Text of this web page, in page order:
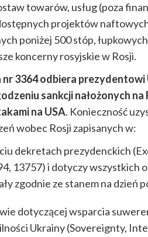
towarów, usług (poza
projektów
poniżej 500 stóp,
koncerny rosyjskie w Rosji.
3364 odbiera prezydentowi
sankcji nałożonych
na USA. Konieczność
wobec Rosji zapisanych w:
dekretach prezydenckich
13757) i dotyczy wszystkich
zgodnie ze stanem na dzień
dotyczącej wsparcia
Ukrainy (Sovereignty,